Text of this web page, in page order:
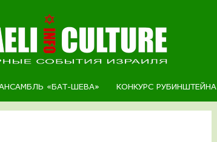
«БАТ-ШЕВА» КОНКУРС РУБИНШТЕЙНА